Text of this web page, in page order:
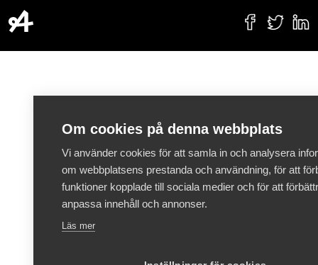
Om cookies på denna webbplats
Vi använder cookies för att samla in och analysera
om webbplatsens prestanda och användning, för att
funktioner kopplade till sociala medier och för att
anpassa innehåll och annonser.
Läs mer